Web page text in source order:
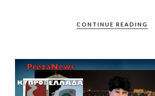
CONTINUE READING